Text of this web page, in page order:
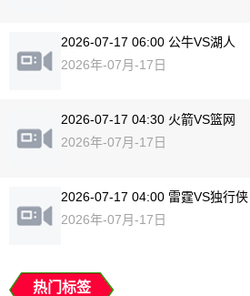
2026-07-17 06:00 公牛VS湖人
2026年-07月-17日
2026-07-17 04:30 火箭VS篮网
2026年-07月-17日
2026-07-17 04:00 雷霆VS独行侠
2026年-07月-17日
热门标签